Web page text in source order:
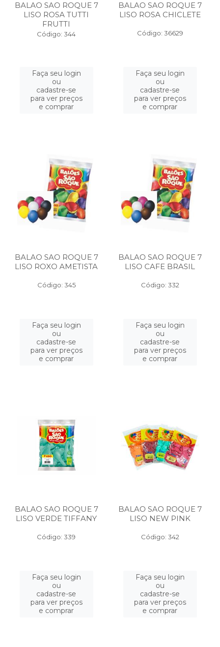
BALAO SAO ROQUE 7
LISO ROSA TUTTI
FRUTTI
Código: 344
Faça seu login
ou
cadastre-se
para ver preços
e comprar
BALAO SAO ROQUE 7
LISO ROSA CHICLETE
Código: 36629
Faça seu login
ou
cadastre-se
para ver preços
e comprar
BALAO SAO ROQUE 7
LISO ROXO AMETISTA
Código: 345
Faça seu login
ou
cadastre-se
para ver preços
e comprar
BALAO SAO ROQUE 7
LISO CAFE BRASIL
Código: 332
Faça seu login
ou
cadastre-se
para ver preços
e comprar
BALAO SAO ROQUE 7
LISO VERDE TIFFANY
Código: 339
Faça seu login
ou
cadastre-se
para ver preços
e comprar
BALAO SAO ROQUE 7
LISO NEW PINK
Código: 342
Faça seu login
ou
cadastre-se
para ver preços
e comprar